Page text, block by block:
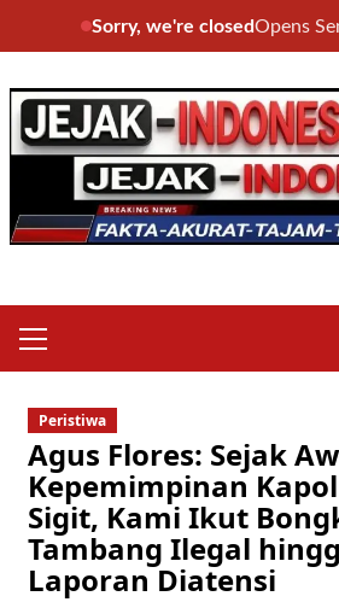
Sorry, we're closedOpens
to
content
Menu
Peristiwa
Agus Flores: Sejak
Kepemimpinan
Sigit, Kami Ikut
Tambang Ilegal
Laporan Diatensi